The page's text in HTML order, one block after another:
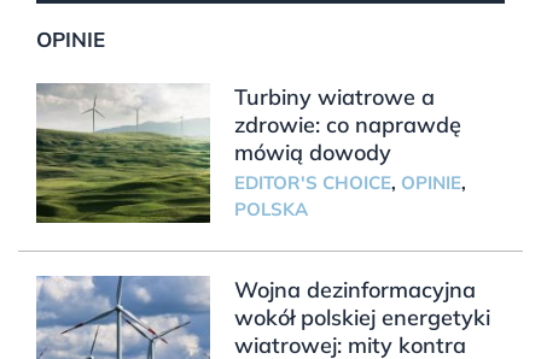
OPINIE
Turbiny wiatrowe a
zdrowie: co naprawdę
mówią dowody
EDITOR'S CHOICE, OPINIE,
POLSKA
Wojna dezinformacyjna
wokół polskiej energetyki
wiatrowej: mity kontra